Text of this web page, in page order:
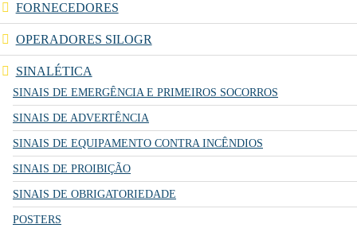
FORNECEDORES
OPERADORES SILOGR
SINALÉTICA
SINAIS DE EMERGÊNCIA E PRIMEIROS SOCORROS
SINAIS DE ADVERTÊNCIA
SINAIS DE EQUIPAMENTO CONTRA INCÊNDIOS
SINAIS DE PROIBIÇÃO
SINAIS DE OBRIGATORIEDADE
POSTERS